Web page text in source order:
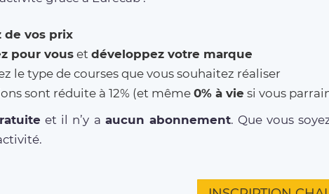
de vos prix
pour vouset développez votre marque
le type de courses que vous souhaitez réaliser
sont réduite à 12% (et même0% à vie si vous
et il n’y a aucun abonnement. Que vous